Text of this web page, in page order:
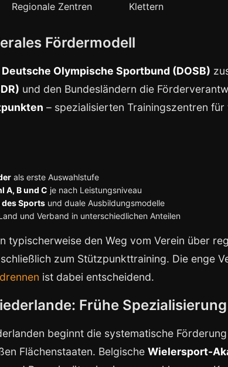
Regionale Zentren
Klettern
Fördermodell
Deutsche Olympische Sportbund (DOSB)
und den Bundesländern die
– spezialisierten Trainingszentren
als erste Auswahlstufe
A, B und C je nach Leistungsniveau
Sports und duale Ausbildungsmodelle
und Verband in unterschiedlichen Anteilen
typischerweise den Weg vom Verein über
zum Stützpunkttraining. Die enge
ist dabei entscheidend.
Frühe Spezialisierung
beginnt die systematische
Flächenstaaten. BelgischeWielersport-